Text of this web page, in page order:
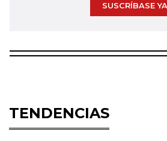
SUSCRÍBASE YA
TENDENCIAS